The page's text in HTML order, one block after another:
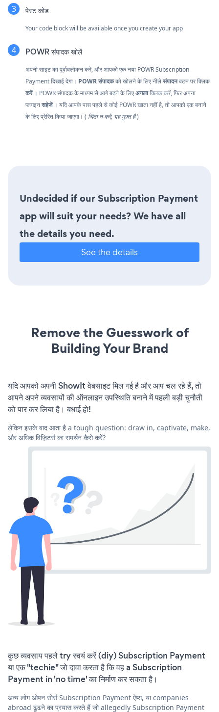
पेस्ट कोड
Your code block will be available once you create your app
POWR संपादक खोलें
अपनी साइट का पूर्वावलोकन करें, और आपको एक नया POWR Subscription
Payment दिखाई देगा। POWR संपादकको खोलने के लिए नीलेसंपादनबटन पर क्लिक
करें। POWR संपादक के माध्यम से आगे बढ़ने के लिएअगलाक्लिक करें, फिर अपना
प्लगइनसहेजें। यदि आपके पास पहले से कोई POWR खाता नहीं है, तो आपको एक बनाने
के लिए प्रेरित किया जाएगा। ( चिंता न करें, यह मुफ़्त है)
Undecided if our Subscription Payment
app will suit your needs? We have all
the details you need.
See the details
Remove the Guesswork of
Building Your Brand
यदि आपको अपनी ShowIt वेबसाइट मिल गई है और आप चल रहे हैं, तो
आपने अपने व्यवसायों की ऑनलाइन उपस्थिति बनाने में पहली बड़ी चुनौती
को पार कर लिया है। बधाई हो!
लेकिन इसके बाद आता है a tough question: draw in, captivate, make,
और अधिक विज़िटर्स का समर्थन कैसे करें?
कुछ व्यवसाय पहले try स्वयं करें (diy) Subscription Payment
या एक "techie" जो दावा करता है कि वह a Subscription
Payment in 'no time' का निर्माण कर सकता है।
अन्य लोग ओपन सोर्स Subscription Payment ऐप्स, या companies
abroad ढूंढने का प्रयास करते हैं जो allegedly Subscription Payment